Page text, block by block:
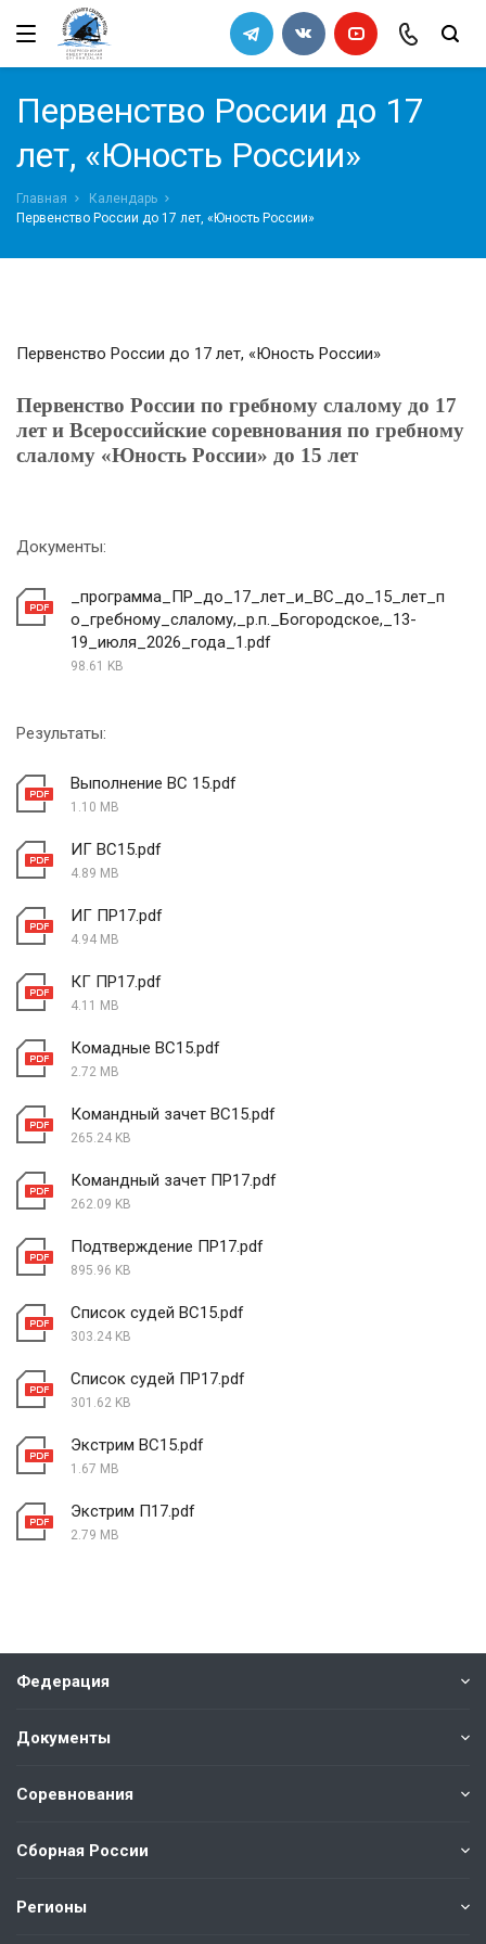
← Назад
Руководство
Попечительский совет
СМИ
Галерея
← Назад
Правила вида спорта "Гребной
слалом"
Требования к снаряжению
← Назад
← Назад
команду 2011
Первенство России до 17
лет, «Юность России»
Главная
Календарь
Первенство России до 17 лет, «Юность России»
Первенство России до 17 лет, «Юность России»
Первенство России по гребному слалому до 17
лет и Всероссийские соревнования по гребному
слалому «Юность России» до 15 лет
Документы:
_программа_ПР_до_17_лет_и_ВС_до_15_лет_п
о_гребному_слалому,_р.п._Богородское,_13-
19_июля_2026_года_1.pdf
98.61 KB
Результаты:
Выполнение ВС 15.pdf
1.10 MB
ИГ ВС15.pdf
4.89 MB
ИГ ПР17.pdf
4.94 MB
КГ ПР17.pdf
4.11 MB
Комадные ВС15.pdf
2.72 MB
Командный зачет ВС15.pdf
265.24 KB
Командный зачет ПР17.pdf
262.09 KB
Подтверждение ПР17.pdf
895.96 KB
Список судей ВС15.pdf
303.24 KB
Список судей ПР17.pdf
301.62 KB
Экстрим ВС15.pdf
1.67 MB
Экстрим П17.pdf
2.79 MB
Федерация
Документы
Соревнования
Сборная России
Регионы